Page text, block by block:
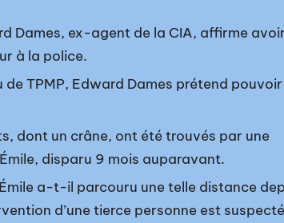
Dames, ex-agent de la CIA, affirme
à la police.
de TPMP, Edward Dames prétend
dont un crâne, ont été trouvés par une
disparu 9 mois auparavant.
a-t-il parcouru une telle distance
d’une tierce personne est